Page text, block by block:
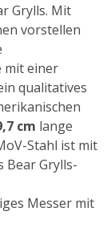
Grylls. Mit
vorstellen
mit einer
qualitatives
cm lange
Stahl ist mit
Bear Grylls-
Messer mit